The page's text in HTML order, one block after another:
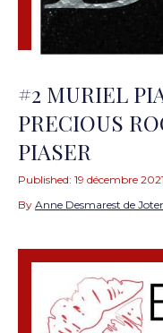
#2 MURIEL
PRECIOUS
PIASER
Published: 19 décembre 2021
By Anne Desmarest de